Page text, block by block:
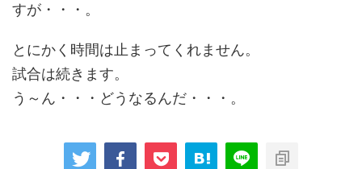
すが・・・。
とにかく時間は止まってくれません。
試合は続きます。
う～ん・・・どうなるんだ・・・。